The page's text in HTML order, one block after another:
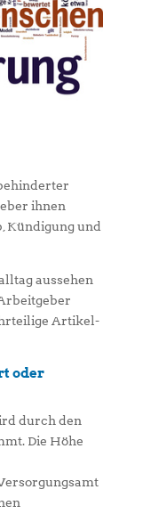
ihnen
Kündigung und
aussehen
Artikel-
oder
durch den
Die Höhe